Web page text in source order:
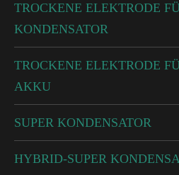
TROCKENE ELEKTRODE
KONDENSATOR
TROCKENE ELEKTRODE
AKKU
SUPER KONDENSATOR
HYBRID-SUPER